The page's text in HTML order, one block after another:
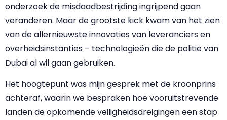
onderzoek de misdaadbestrijding ingrijpend gaan
veranderen. Maar de grootste kick kwam van het zien
van de allernieuwste innovaties van leveranciers en
overheidsinstanties – technologieën die de politie van
Dubai al wil gaan gebruiken.
Het hoogtepunt was mijn gesprek met de kroonprins
achteraf, waarin we bespraken hoe vooruitstrevende
landen de opkomende veiligheidsdreigingen een stap